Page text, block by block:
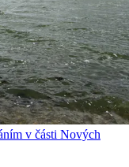
v části Nových